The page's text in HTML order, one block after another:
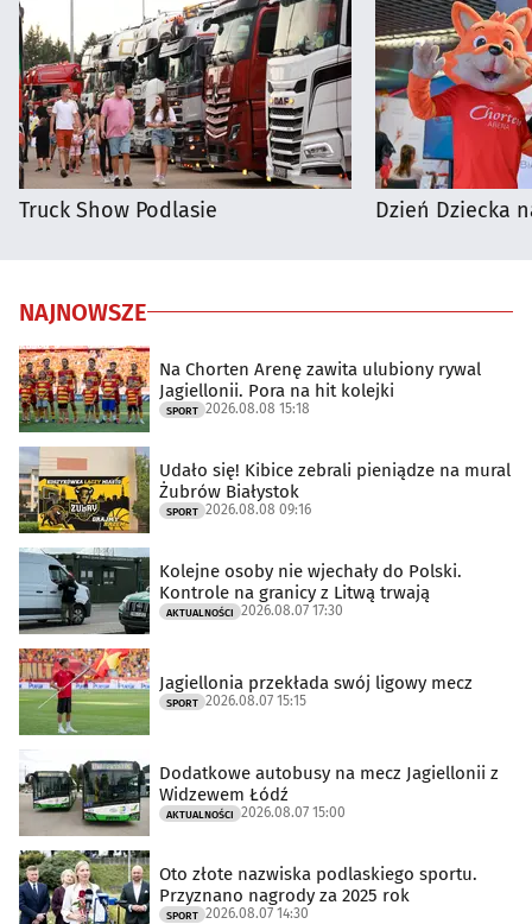
Truck Show Podlasie Dzień Dziecka
NAJNOWSZE
Na Chorten Arenę zawita ulubiony rywal
Jagiellonii. Pora na hit kolejki
SPORT 2026.08.08 15:18
Udało się! Kibice zebrali pieniądze na mural
Żubrów Białystok
SPORT 2026.08.08 09:16
Kolejne osoby nie wjechały do Polski.
Kontrole na granicy z Litwą trwają
AKTUALNOŚCI 2026.08.07 17:30
Jagiellonia przekłada swój ligowy mecz
SPORT 2026.08.07 15:15
Dodatkowe autobusy na mecz Jagiellonii z
Widzewem Łódź
AKTUALNOŚCI 2026.08.07 15:00
Oto złote nazwiska podlaskiego sportu.
Przyznano nagrody za 2025 rok
SPORT 2026.08.07 14:30